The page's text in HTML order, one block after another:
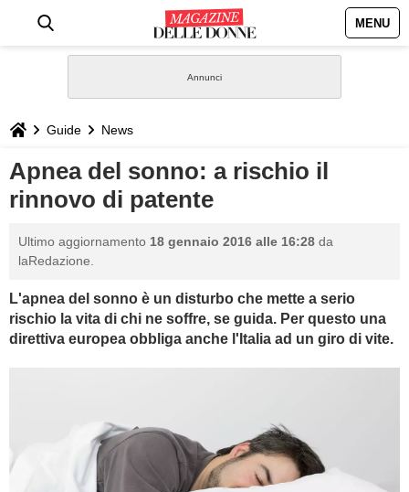
MENU
STILE
BIOGRAFIE
DEFINIZIONI
GASTRONOMIA
Guide News
Apnea del sonno: a rischio il
rinnovo di patente
Ultimo aggiornamento 18 gennaio 2016 alle 16:28 da
laRedazione.
L'apnea del sonno è un disturbo che mette a serio
rischio la vita di chi ne soffre, se guida. Per questo una
direttiva europea obbliga anche l'Italia ad un giro di vite.